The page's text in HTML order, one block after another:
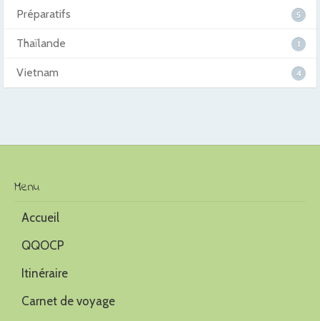
Préparatifs 5
Thaïlande 1
Vietnam 4
Menu
Accueil
QQOCP
Itinéraire
Carnet de voyage